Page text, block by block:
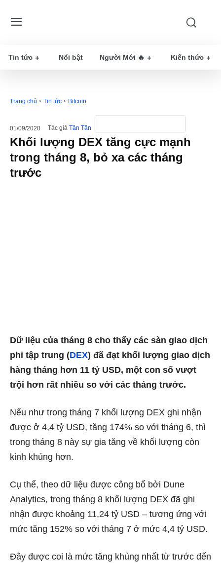
Tin tức Nổi bật Người Mới 🔥 Kiến thức
Trang chủ Tin tức Bitcoin
01/09/2020 Tác giả Tân Tân
Khối lượng DEX tăng cực mạnh
trong tháng 8, bỏ xa các tháng
trước
Dữ liệu của tháng 8 cho thấy các sàn giao dịch
phi tập trung (DEX) đã đạt khối lượng giao dịch
hàng tháng hơn 11 tỷ USD, một con số vượt
trội hơn rất nhiều so với các tháng trước.
Nếu như trong tháng 7 khối lượng DEX ghi nhận
được ở 4,4 tỷ USD, tăng 174% so với tháng 6, thì
trong tháng 8 này sự gia tăng về khối lượng còn
kinh khủng hơn.
Cụ thể, theo dữ liệu được công bố bởi Dune
Analytics, trong tháng 8 khối lượng DEX đã ghi
nhận được khoảng 11,24 tỷ USD – tương ứng với
mức tăng 152% so với tháng 7 ở mức 4,4 tỷ USD.
Đây được coi là mức tăng khủng nhất từ trước đến